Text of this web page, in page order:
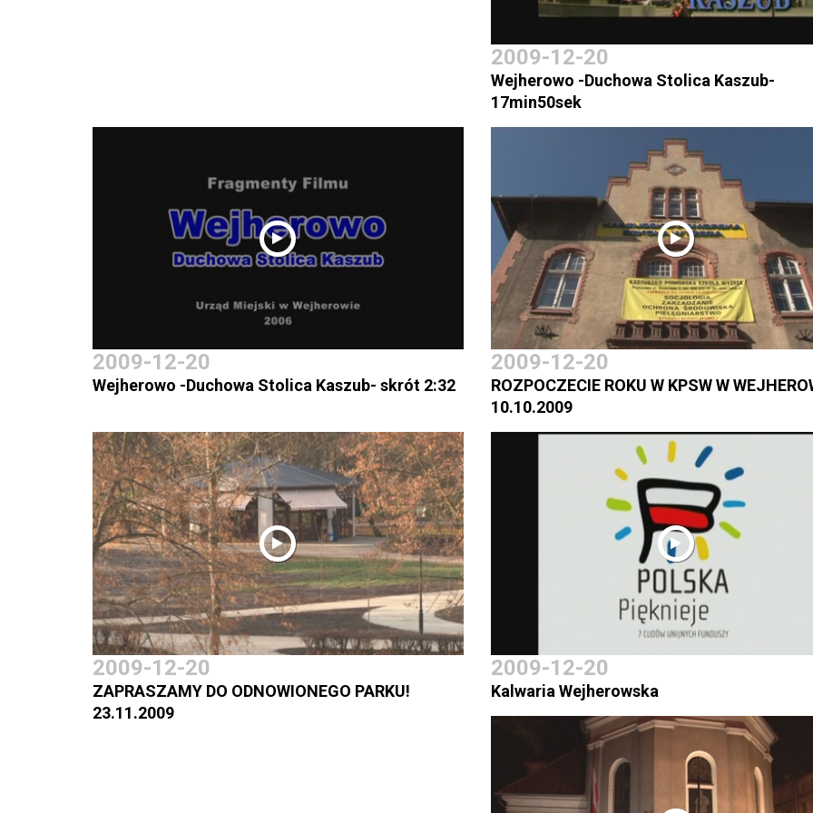
2009-12-20
Wejherowo -Duchowa Stolica Kaszub-
17min50sek
2009-12-20
Wejherowo -Duchowa Stolica Kaszub- skrót 2:32
2009-12-20
ROZPOCZECIE ROKU W KPSW W
10.10.2009
2009-12-20
ZAPRASZAMY DO ODNOWIONEGO PARKU!
23.11.2009
2009-12-20
Kalwaria Wejherowska